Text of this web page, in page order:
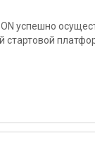
успешно
стартовой